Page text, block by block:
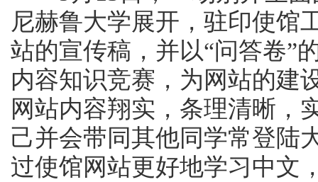
尼赫鲁大学展开，驻印使馆
站的宣传稿，并以“问答卷”
内容知识竞赛，为网站的建
网站内容翔实，条理清晰，
己并会带同其他同学常登陆
过使馆网站更好地学习中文